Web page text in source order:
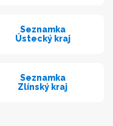
Seznamka
Ústecký kraj
Seznamka
Zlínský kraj